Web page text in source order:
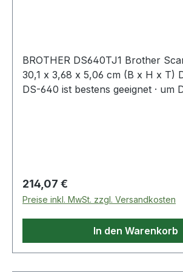
BROTHER DS640TJ1 Brother
30,1 x 3,68 x 5,06 cm (B x H x T)
DS-640 ist bestens geeignet · um
Leicht und einfach zu
640 kann komfortabel und Platz
einer Laptop-Tasche
haben Sie den Scanner immer bei
Regulärer Preis:
214,07 €
Preise inkl. MwSt. zzgl. Versandkosten
In den Warenkorb